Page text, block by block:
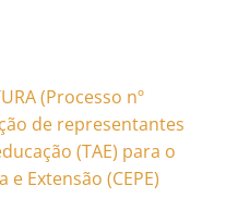
(Processo nº
de representantes
(TAE) para o
Extensão (CEPE)